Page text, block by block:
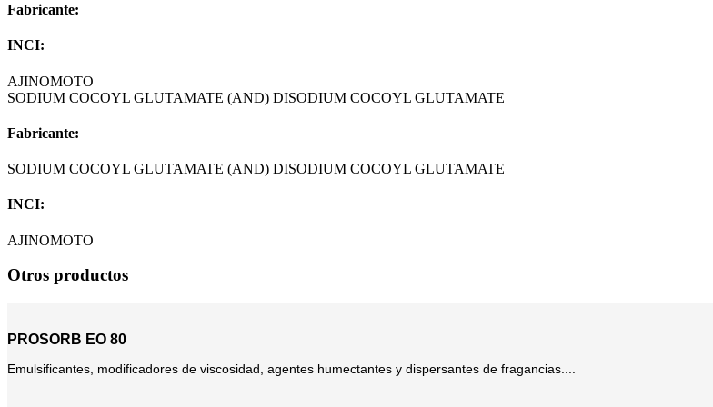
Fabricante:
INCI:
AJINOMOTO
SODIUM COCOYL GLUTAMATE (AND) DISODIUM COCOYL GLUTAMATE
Fabricante:
SODIUM COCOYL GLUTAMATE (AND) DISODIUM COCOYL GLUTAMATE
INCI:
AJINOMOTO
Otros productos
PROSORB EO 80
Emulsificantes, modificadores de viscosidad, agentes humectantes y dispersantes de fragancias....